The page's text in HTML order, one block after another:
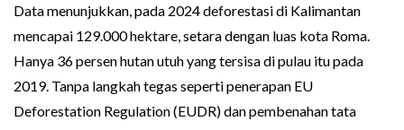
Data menunjukkan, pada 2024 deforestasi di Kalimantan
mencapai 129.000 hektare, setara dengan luas kota Roma.
Hanya 36 persen hutan utuh yang tersisa di pulau itu pada
2019. Tanpa langkah tegas seperti penerapan EU
Deforestation Regulation (EUDR) dan pembenahan tata